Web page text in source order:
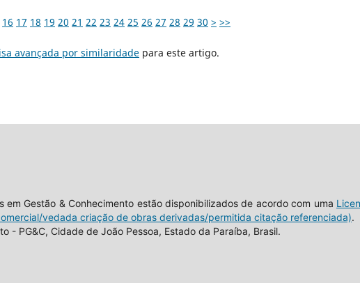
16 17 18 19 20 21 22 23 24 25 26 27 28 29 30 > >>
avançada por similaridade para este artigo.
em Gestão & Conhecimento estão disponibilizados de acordo com uma
vedada criação de obras derivadas/permitida citação referenciada).
- PG&C, Cidade de João Pessoa, Estado da Paraíba, Brasil.